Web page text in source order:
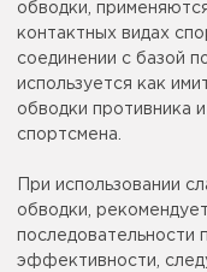
обводки,
контактных видах
соединении с базой
используется как
обводки противника
спортсмена.
При использовании
обводки,
последовательности
эффективности,